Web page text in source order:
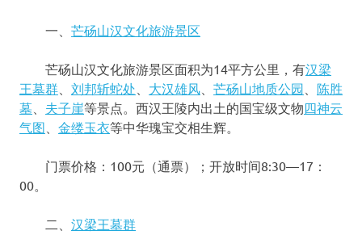
一、 芒砀山汉文化旅游景区
芒砀山汉文化旅游景区面积为14平方公里，有汉梁
王墓群
刘邦斩蛇处 大汉雄风 芒砀山地质公园
陈胜
墓
夫子崖等景点。西汉王陵内出土的国宝级文物四神云
气图
金缕玉衣等中华瑰宝交相生辉。
门票价格：100元（通票）；开放时间8:30—17：
00。
二、 汉梁王墓群